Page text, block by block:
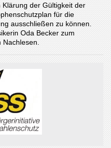
der Gültigkeit der
für die
ausschließen zu können.
Oda Becker zum
Nachlesen.